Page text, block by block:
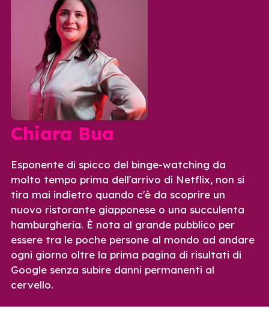
Chiara Bua
Esponente di spicco del binge-watching da
molto tempo prima dell'arrivo di Netflix, non si
tira mai indietro quando c'è da scoprire un
nuovo ristorante giapponese o una succulenta
hamburgheria. È nota al grande pubblico per
essere tra le poche persone al mondo ad andare
ogni giorno oltre la prima pagina di risultati di
Google senza subire danni permanenti al
cervello.